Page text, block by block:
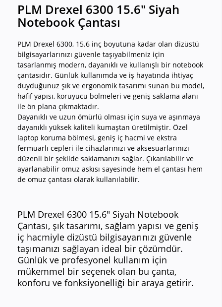
PLM Drexel 6300 15.6" Siyah
Notebook Çantası
PLM Drexel 6300, 15.6 inç boyutuna kadar olan dizüstü
bilgisayarlarınızı güvenle taşıyabilmeniz için
tasarlanmış modern, dayanıklı ve kullanışlı bir notebook
çantasıdır. Günlük kullanımda ve iş hayatında ihtiyaç
duyduğunuz şık ve ergonomik tasarımı sunan bu model,
hafif yapısı, koruyucu bölmeleri ve geniş saklama alanı
ile ön plana çıkmaktadır.
Dayanıklı ve uzun ömürlü olması için suya ve aşınmaya
dayanıklı yüksek kaliteli kumaştan üretilmiştir. Özel
laptop koruma bölmesi, geniş iç hacmi ve ekstra
fermuarlı cepleri ile cihazlarınızı ve aksesuarlarınızı
düzenli bir şekilde saklamanızı sağlar. Çıkarılabilir ve
ayarlanabilir omuz askısı sayesinde hem el çantası hem
de omuz çantası olarak kullanılabilir.
PLM Drexel 6300 15.6" Siyah Notebook
Çantası, şık tasarımı, sağlam yapısı ve geniş
iç hacmiyle dizüstü bilgisayarınızı güvenle
taşımanızı sağlayan ideal bir çözümdür.
Günlük ve profesyonel kullanım için
mükemmel bir seçenek olan bu çanta,
konforu ve fonksiyonelliği bir araya getirir.